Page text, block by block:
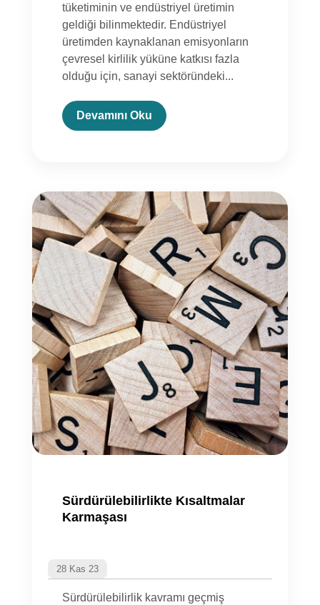
tüketiminin ve endüstriyel üretimin
geldiği bilinmektedir. Endüstriyel
üretimden kaynaklanan emisyonların
çevresel kirlilik yüküne katkısı fazla
olduğu için, sanayi sektöründeki...
Devamını Oku
Sürdürülebilirlikte Kısaltmalar
Karmaşası
28 Kas 23
Sürdürülebilirlik kavramı geçmiş